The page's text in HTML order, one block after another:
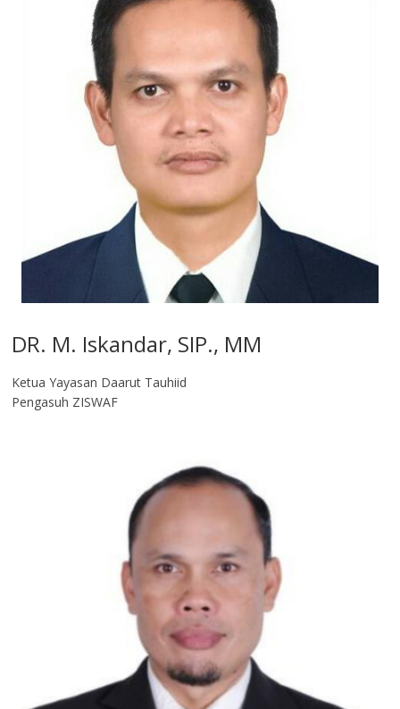
DR. M. Iskandar, SIP., MM
Ketua Yayasan Daarut Tauhiid
Pengasuh ZISWAF